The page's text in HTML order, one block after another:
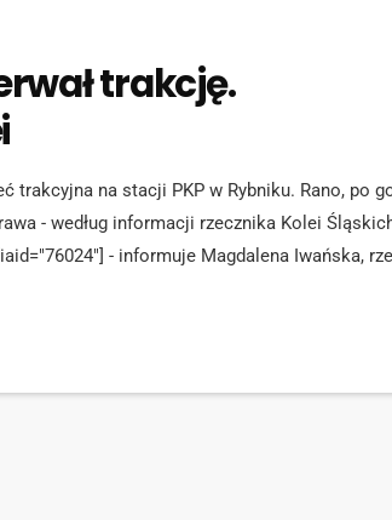
trakcję.
trakcyjna na stacji PKP w Rybniku. Rano, po
- według informacji rzecznika Kolei
- informuje Magdalena Iwańska,
jest komunikacja zastępczą trasą